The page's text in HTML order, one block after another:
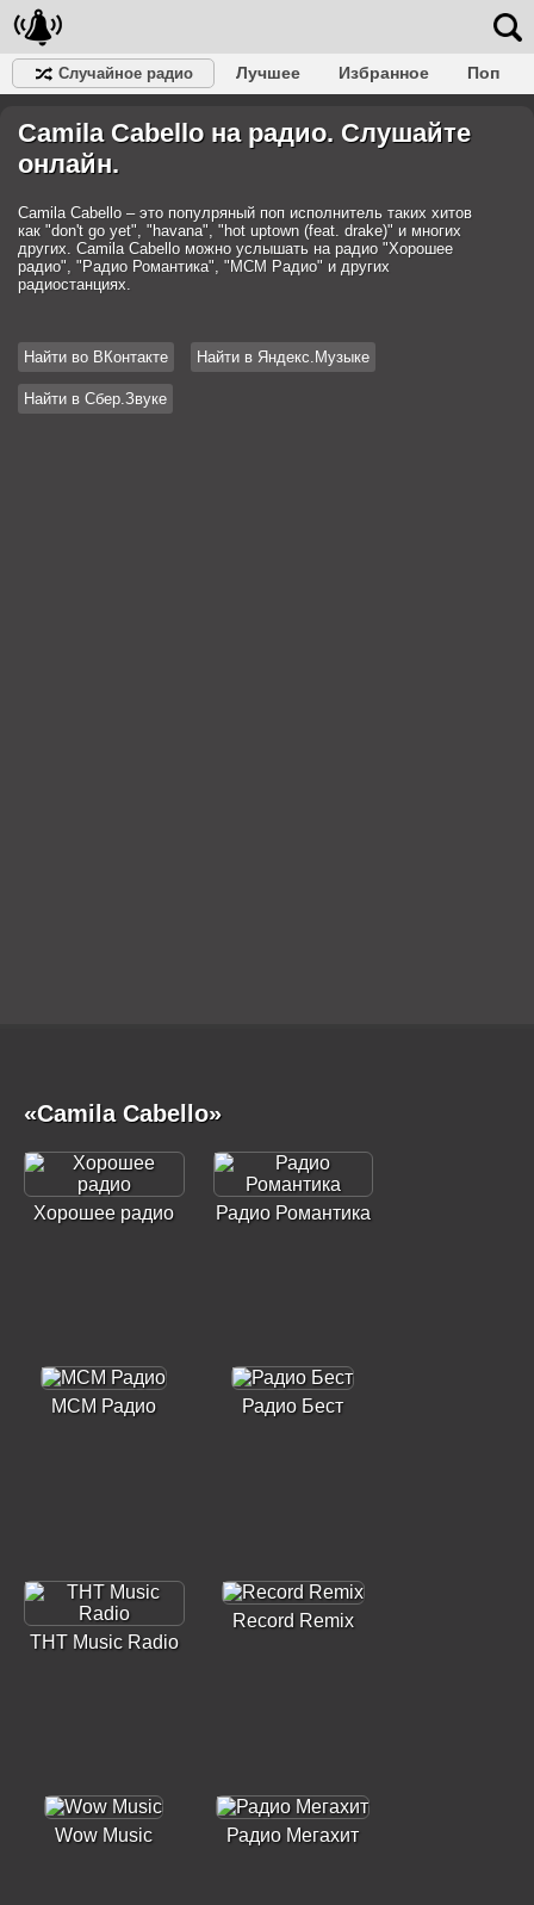
Случайное радио Лучшее Избранное
Поп
Разговорное
Рэп Транс Дип-хаус
Фолк
Джаз
Детское
Camila Cabello на радио. Слушайте
онлайн.
Camila Cabello – это популряный поп исполнитель таких хитов
как "don't go yet", "havana", "hot uptown (feat. drake)" и многих
других. Camila Cabello можно услышать на радио "Хорошее
радио", "Радио Романтика", "МСМ Радио" и других
радиостанциях.
Найти во ВКонтакте Найти в Яндекс.Музыке
Найти в Сбер.Звуке
«Camila Cabello»
Хорошее радио Радио Романтика
МСМ Радио Радио Бест
ТНТ Music Radio
Record Remix
Wow Music Радио Мегахит